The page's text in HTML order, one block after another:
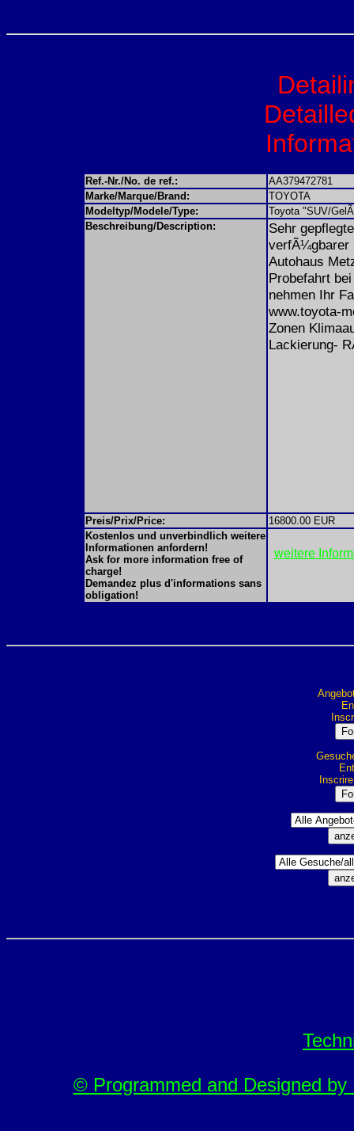
Ref.-Nr./No. de ref.:
AA379472781
Marke/Marque/Brand:
TOYOTA
Modeltyp/Modele/Type:
Toyota "SUV/
Beschreibung/Description:
Sehr
verfÃ¼gbarer
Autohaus
Probefahrt
nehmen Ihr
www.toyota-
Zonen
Lackierung-
Preis/Prix/Price:
16800.00 EUR
Kostenlos und unverbindlich weitere
Informationen anfordern!
Ask for more information free of
charge!
Demandez plus d'informations sans
obligation!
weitere
© Programmed and Designed